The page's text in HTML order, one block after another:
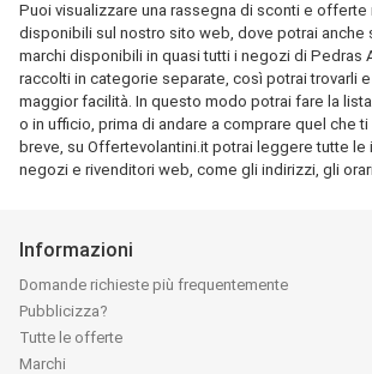
Puoi visualizzare una rassegna di sconti e offerte
disponibili sul nostro sito web, dove potrai anche
marchi disponibili in quasi tutti i negozi di Pedras
raccolti in categorie separate, così potrai trovarli
maggior facilità. In questo modo potrai fare la
o in ufficio, prima di andare a comprare quel che ti
breve, su Offertevolantini.it potrai leggere tutte le
negozi e rivenditori web, come gli indirizzi, gli
Informazioni
Domande richieste più frequentemente
Pubblicizza?
Tutte le offerte
Marchi